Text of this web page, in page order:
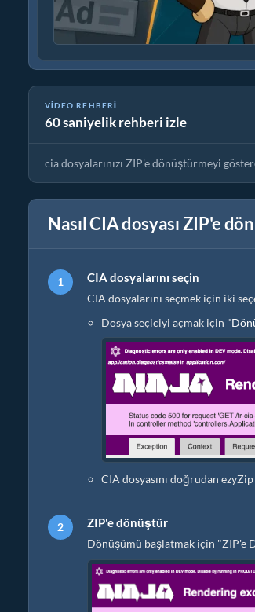
VIDEO REHBERI
60 saniyelik rehberi izle
Dosyaları ZIP'e Online Nasıl
cia dosyalarınızı ZIP'e dönüştürmeyi
Nasıl CIA dosyası ZIP'e
CIA dosyalarını seçin
CIA dosyalarını seçmek için iki
Dosya seçiciyi açmak için "
CIA dosyasını doğrudan
ZIP'e dönüştür
Dönüşümü başlatmak için "ZIP'e